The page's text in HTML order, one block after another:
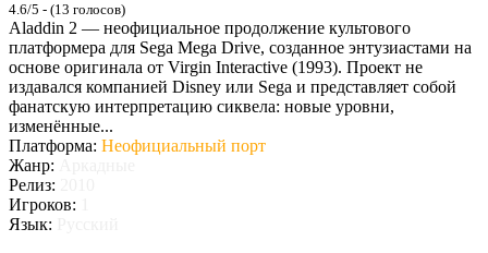
4.6/5 - (13 голосов)
Aladdin 2 — неофициальное продолжение культового
платформера для Sega Mega Drive, созданное энтузиастами на
основе оригинала от Virgin Interactive (1993). Проект не
издавался компанией Disney или Sega и представляет собой
фанатскую интерпретацию сиквела: новые уровни,
изменённые...
Платформа: Неофициальный порт
Жанр:
Релиз:
Игроков:
Язык: